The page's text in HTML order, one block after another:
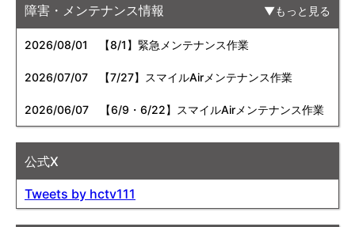
障害・メンテナンス情報 もっと見る
2026/08/01 【8/1】緊急メンテナンス作業
2026/07/07 【7/27】スマイルAirメンテナンス作業
2026/06/07 【6/9・6/22】スマイルAirメンテナンス作業
公式X
Tweets by hctv111